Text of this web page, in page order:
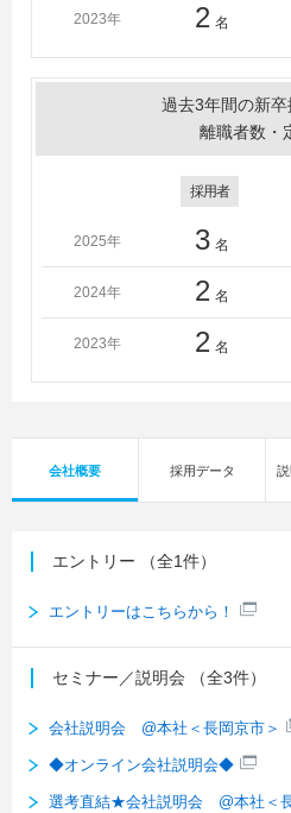
2023年 2 名
過去3年間の新卒
離職者数・
採用者
2025年 3 名
2024年 2 名
2023年 2 名
会社概要 採用データ
エントリー （全1件）
エントリーはこちらから！
セミナー／説明会 （全3件）
会社説明会 @本社＜長岡京市＞
◆オンライン会社説明会◆
選考直結★会社説明会 @本社＜